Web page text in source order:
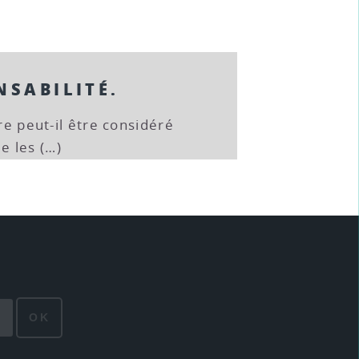
peut-il être considéré
les (…)
OK